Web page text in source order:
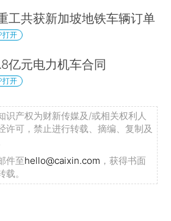
工共获新加坡地铁车辆订单
打开
亿元电力机车合同
打开
识产权为财新传媒及/或相关权利人
许可，禁止进行转载、摘编、复制及
件至hello@caixin.com ，获得书面
。